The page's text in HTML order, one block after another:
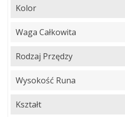
Kolor
Waga Całkowita
Rodzaj Przędzy
Wysokość Runa
Kształt